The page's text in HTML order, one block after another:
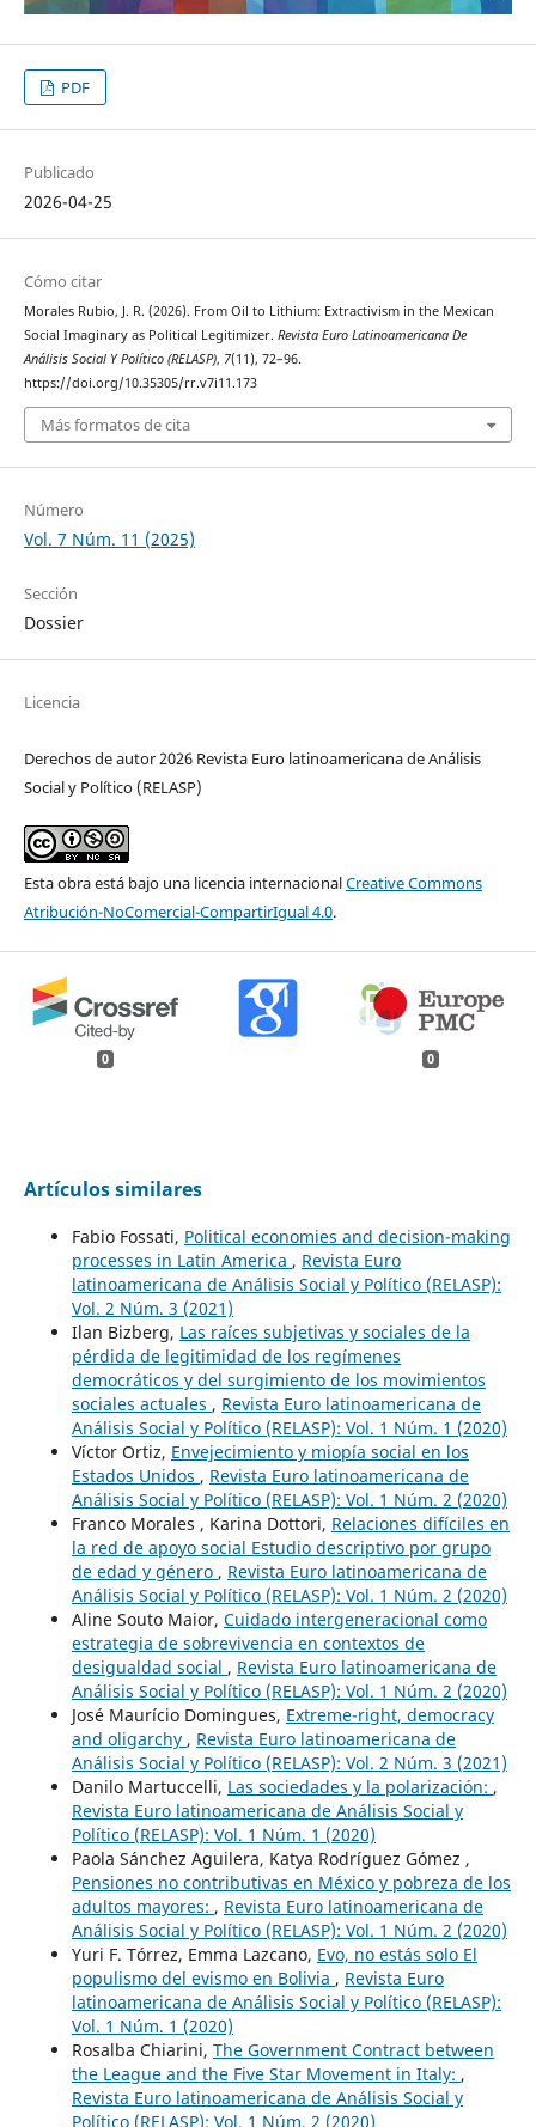
PDF
Publicado
2026-04-25
Cómo citar
Morales Rubio, J. R. (2026). From Oil to Lithium: Extractivism in the Mexican
Social Imaginary as Political Legitimizer. Revista Euro Latinoamericana De
Análisis Social Y Político (RELASP), 7(11), 72–96.
https://doi.org/10.35305/rr.v7i11.173
Más formatos de cita
Número
Vol. 7 Núm. 11 (2025)
Sección
Dossier
Licencia
Derechos de autor 2026 Revista Euro latinoamericana de Análisis
Social y Político (RELASP)
Esta obra está bajo una licencia internacionalCreative Commons
Atribución-NoComercial-CompartirIgual 4.0.
0 0
Artículos similares
Fabio Fossati, Political economies and decision-making
processes in Latin America , Revista Euro
latinoamericana de Análisis Social y Político (RELASP):
Vol. 2 Núm. 3 (2021)
Ilan Bizberg, Las raíces subjetivas y sociales de la
pérdida de legitimidad de los regímenes
democráticos y del surgimiento de los movimientos
sociales actuales , Revista Euro latinoamericana de
Análisis Social y Político (RELASP): Vol. 1 Núm. 1 (2020)
Víctor Ortiz, Envejecimiento y miopía social en los
Estados Unidos , Revista Euro latinoamericana de
Análisis Social y Político (RELASP): Vol. 1 Núm. 2 (2020)
Franco Morales , Karina Dottori, Relaciones difíciles en
la red de apoyo social Estudio descriptivo por grupo
de edad y género , Revista Euro latinoamericana de
Análisis Social y Político (RELASP): Vol. 1 Núm. 2 (2020)
Aline Souto Maior, Cuidado intergeneracional como
estrategia de sobrevivencia en contextos de
desigualdad social , Revista Euro latinoamericana de
Análisis Social y Político (RELASP): Vol. 1 Núm. 2 (2020)
José Maurício Domingues, Extreme-right, democracy
and oligarchy , Revista Euro latinoamericana de
Análisis Social y Político (RELASP): Vol. 2 Núm. 3 (2021)
Danilo Martuccelli, Las sociedades y la polarización: ,
Revista Euro latinoamericana de Análisis Social y
Político (RELASP): Vol. 1 Núm. 1 (2020)
Paola Sánchez Aguilera, Katya Rodríguez Gómez ,
Pensiones no contributivas en México y pobreza de los
adultos mayores: , Revista Euro latinoamericana de
Análisis Social y Político (RELASP): Vol. 1 Núm. 2 (2020)
Yuri F. Tórrez, Emma Lazcano, Evo, no estás solo El
populismo del evismo en Bolivia , Revista Euro
latinoamericana de Análisis Social y Político (RELASP):
Vol. 1 Núm. 1 (2020)
Rosalba Chiarini, The Government Contract between
the League and the Five Star Movement in Italy: ,
Revista Euro latinoamericana de Análisis Social y
Político (RELASP): Vol. 1 Núm. 2 (2020)